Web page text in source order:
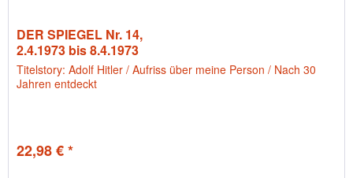
DER SPIEGEL Nr. 14,
2.4.1973 bis 8.4.1973
Titelstory: Adolf Hitler / Aufriss über meine Person / Nach 30
Jahren entdeckt
22,98 € *